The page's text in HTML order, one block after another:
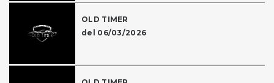
OLD TIMER
del 06/03/2026